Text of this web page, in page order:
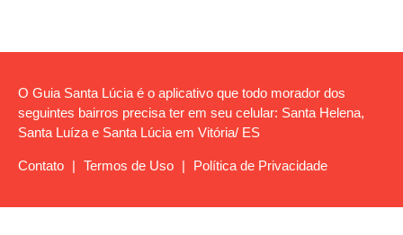
O Guia Santa Lúcia é o aplicativo que todo morador dos
seguintes bairros precisa ter em seu celular: Santa Helena,
Santa Luíza e Santa Lúcia em Vitória/ ES
Contato | Termos de Uso | Política de Privacidade